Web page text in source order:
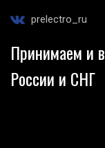
prelectro_ru
Принимаем и
России и СНГ